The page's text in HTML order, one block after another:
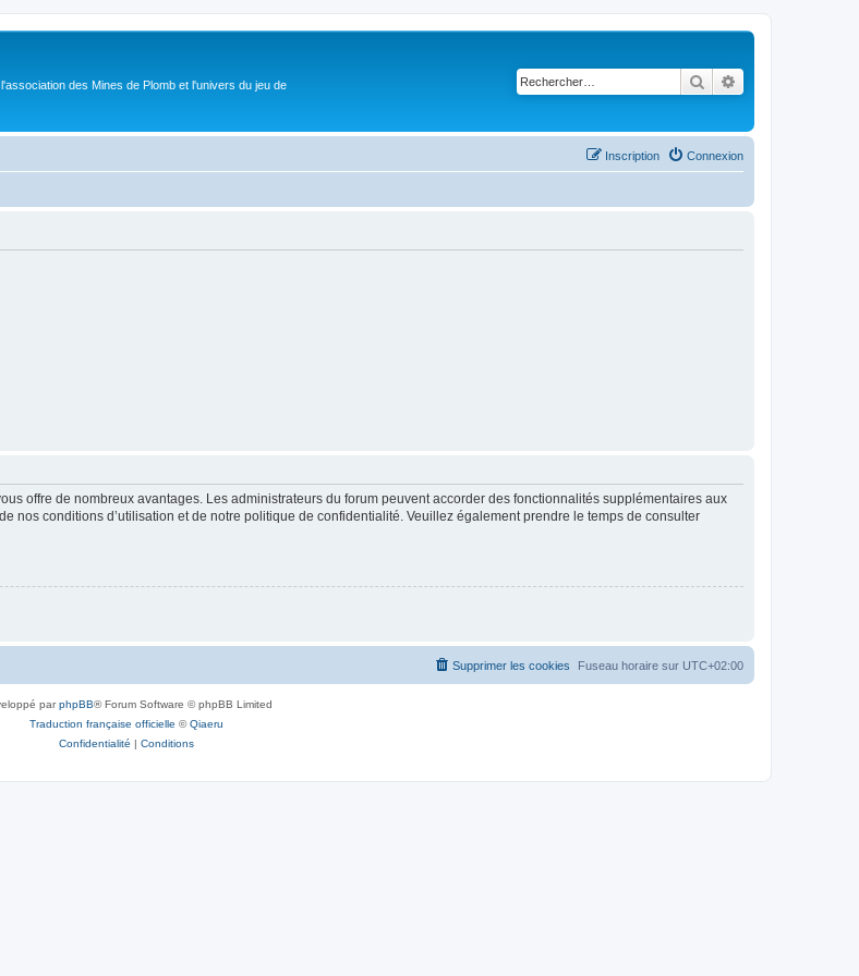
des Mines de Plomb et l'univers du jeu de
Rechercher
Connexion
Inscription
offre de nombreux avantages. Les administrateurs du forum peuvent accorder des fonctionnalités supplémentaires aux
nos conditions d’utilisation et de notre politique de confidentialité. Veuillez également prendre le temps de consulter
Fuseau horaire sur UTC+02:00
Supprimer les cookies
parphpBB® Forum Software © phpBB Limited
Traduction française officielle ©Qiaeru
Confidentialité | Conditions